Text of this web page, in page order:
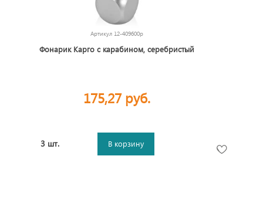
Артикул 12-409600p
Фонарик Карго с карабином, серебристый
175,27 руб.
3 шт. В корзину